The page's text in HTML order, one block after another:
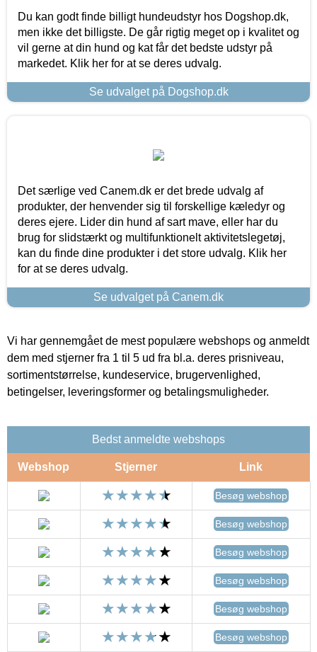
Du kan godt finde billigt hundeudstyr hos Dogshop.dk,
men ikke det billigste. De går rigtig meget op i kvalitet og
vil gerne at din hund og kat får det bedste udstyr på
markedet. Klik her for at se deres udvalg.
Se udvalget på Dogshop.dk
Det særlige ved Canem.dk er det brede udvalg af
produkter, der henvender sig til forskellige kæledyr og
deres ejere. Lider din hund af sart mave, eller har du
brug for slidstærkt og multifunktionelt aktivitetslegetøj,
kan du finde dine produkter i det store udvalg. Klik her
for at se deres udvalg.
Se udvalget på Canem.dk
Vi har gennemgået de mest populære webshops og anmeldt
dem med stjerner fra 1 til 5 ud fra bl.a. deres prisniveau,
sortimentstørrelse, kundeservice, brugervenlighed,
betingelser, leveringsformer og betalingsmuligheder.
Bedst anmeldte webshops
Webshop Stjerner Link
Besøg webshop
Besøg webshop
Besøg webshop
Besøg webshop
Besøg webshop
Besøg webshop